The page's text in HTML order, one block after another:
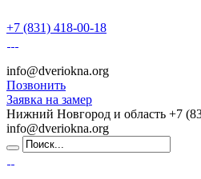
+7 (831) 418-00-18
info@dveriokna.org
Позвонить
Заявка на замер
Нижний Новгород и область +7
info@dveriokna.org